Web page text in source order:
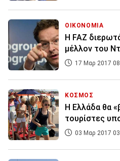
ΟΙΚΟΝΟΜΙΑ
Η FAZ
μέλλον του
17 Μαρ 2017
ΚΟΣΜΟΣ
Η Ελλάδα θα
τουρίστες
03 Μαρ 2017